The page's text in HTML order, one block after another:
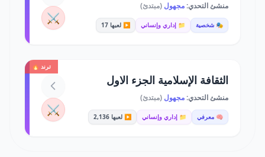
منشئ التحدي:مجهول (مبتدئ)
🎭 شخصية 📁 إداري وإنساني ▶️ لعبها 17 ⚔️
ترند 🔥
الثقافة الإسلامية الجزء الاول
منشئ التحدي:مجهول (مبتدئ)
🧠 معرفي 📁 إداري وإنساني ▶️ لعبها 2,136 ⚔️